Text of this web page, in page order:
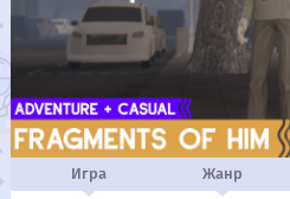
Игра Жанр